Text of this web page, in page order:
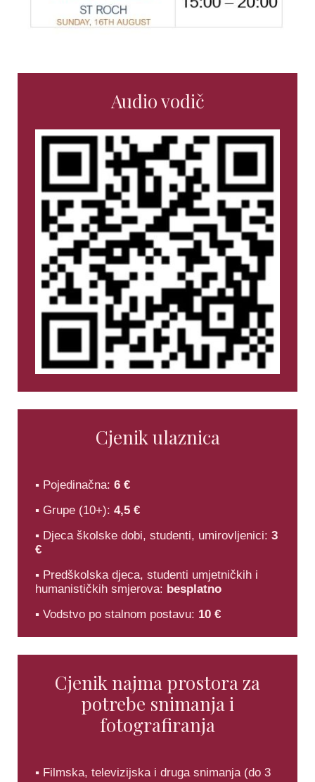
Audio vodič
Cjenik ulaznica
▪ Pojedinačna: 6 €
▪ Grupe (10+): 4,5 €
▪ Djeca školske dobi, studenti, umirovljenici: 3
€
▪ Predškolska djeca, studenti umjetničkih i
humanističkih smjerova: besplatno
▪ Vodstvo po stalnom postavu: 10 €
Cjenik najma prostora za
potrebe snimanja i
fotografiranja
▪ Filmska, televizijska i druga snimanja (do 3